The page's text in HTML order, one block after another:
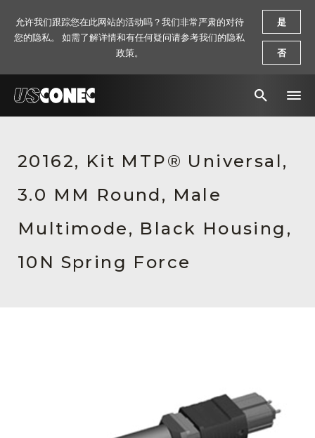
解决方案
产品
资源
关于我们
20162, Kit MTP® Universal,
3.0 MM Round, Male
Multimode, Black Housing,
10N Spring Force
允许我们跟踪您在此网站的活动吗？我们非常严肃的对待
您的隐私。 如需了解详情和有任何疑问请参考我们的隐私
政策。
是
否